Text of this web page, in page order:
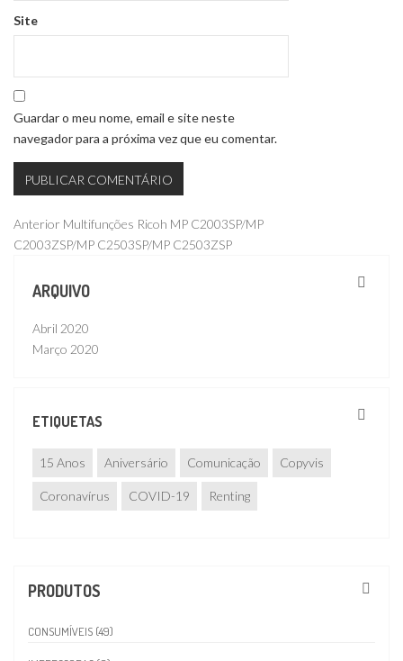
Site
Guardar o meu nome, email e site neste
navegador para a próxima vez que eu comentar.
Navegação
de
artigos
Publicação
anterior
Anterior Multifunções Ricoh MP C2003SP/MP
C2003ZSP/MP C2503SP/MP C2503ZSP
ARQUIVO
Abril 2020
Março 2020
ETIQUETAS
15 Anos Aniversário Comunicação Copyvis
Coronavírus COVID-19 Renting
PRODUTOS
CONSUMÍVEIS (49)